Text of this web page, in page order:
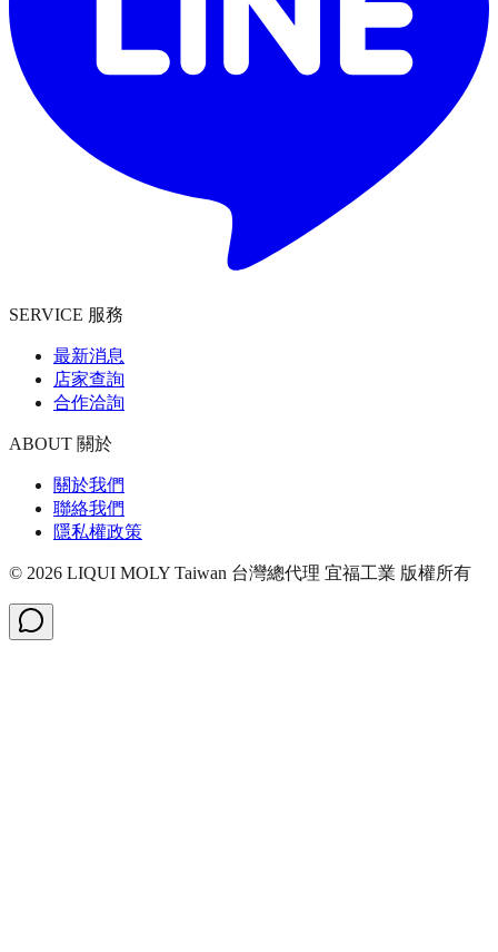
SERVICE 服務
最新消息
店家查詢
合作洽詢
ABOUT 關於
關於我們
聯絡我們
隱私權政策
© 2026 LIQUI MOLY Taiwan 台灣總代理 宜福工業 版權所有